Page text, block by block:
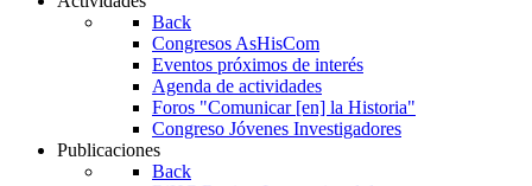
Back
Congresos AsHisCom
Eventos próximos de interés
Agenda de actividades
Foros "Comunicar [en] la Historia"
Congreso Jóvenes Investigadores
Publicaciones
Back